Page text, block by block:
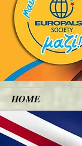
HOME